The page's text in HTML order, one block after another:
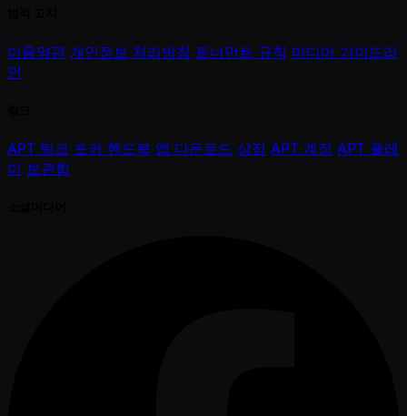
이용약관 개인정보 처리방침 토너먼트 규칙 미디어 가이드라
인
APT 링크 포커 핸드북 앱 다운로드 상점 APT 계정 APT 플레
이 보관함